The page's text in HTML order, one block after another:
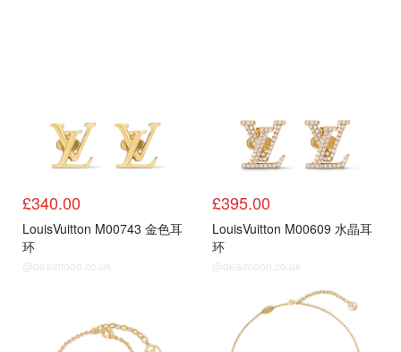
£340.00
LouisVuitton M00743 金色耳
环
@dealmoon.co.uk
£395.00
LouisVuitton M00609 水晶耳
环
@dealmoon.co.uk